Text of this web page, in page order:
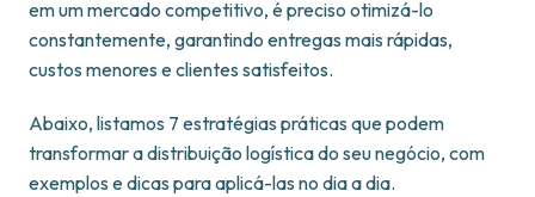
em um mercado competitivo, é preciso otimizá-lo
constantemente, garantindo entregas mais rápidas,
custos menores e clientes satisfeitos.
Abaixo, listamos 7 estratégias práticas que podem
transformar a distribuição logística do seu negócio, com
exemplos e dicas para aplicá-las no dia a dia.